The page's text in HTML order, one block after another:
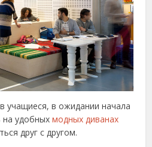
учащиеся, в ожидании начала
на удобныхмодных диванах
друг с другом.